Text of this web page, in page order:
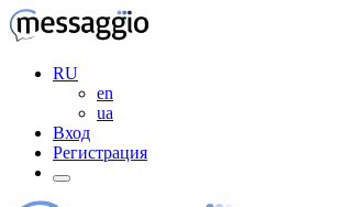
RU
en
ua
Вход
Регистрация